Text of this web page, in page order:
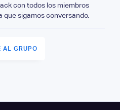
con todos los miembros
que sigamos conversando.
AL GRUPO